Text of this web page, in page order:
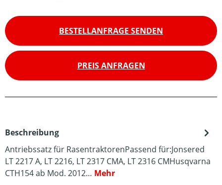
BESTELLANFRAGE SENDEN
PREIS ANFRAGEN
Beschreibung
Antriebssatz für RasentraktorenPassend für:Jonsered
LT 2217 A, LT 2216, LT 2317 CMA, LT 2316 CMHusqvarna
CTH154 ab Mod. 2012… Mehr